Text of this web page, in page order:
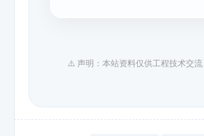
⚠️ 声明：本站资料仅供工程技术交流